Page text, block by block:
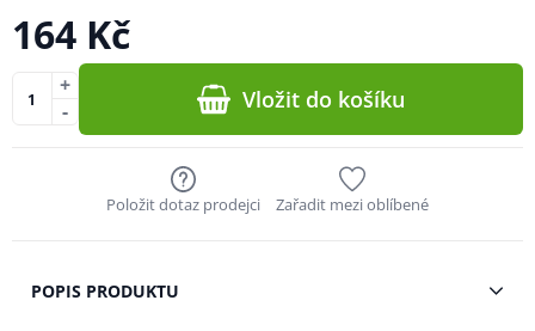
164 Kč
-
+ Vložit do košíku
Položit dotaz prodejci Zařadit mezi oblíbené
POPIS PRODUKTU